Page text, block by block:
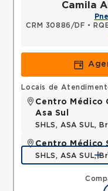
Camila
CRM 30886/DF •
Locais de
Centro Médico
Asa Sul
SHLS, ASA SUL,
Centro Médico
SHLS, ASA SUL,